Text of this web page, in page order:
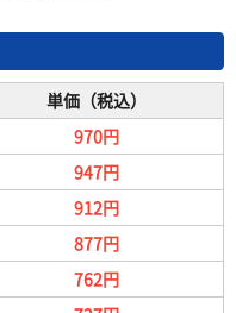
単価（税込）
970円
947円
912円
877円
762円